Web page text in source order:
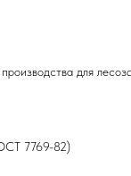
для
7769-82)